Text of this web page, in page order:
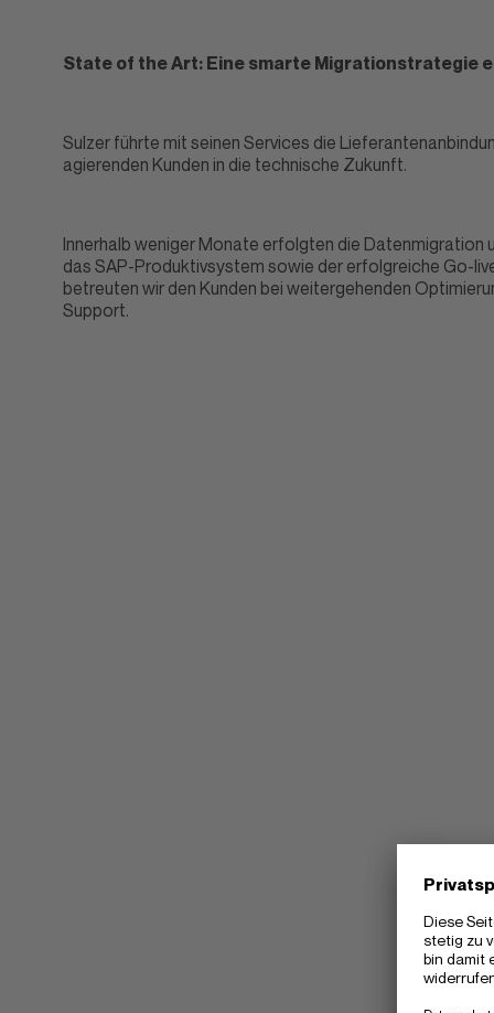
State of the Art: Eine smarte Migrationstrategie
Sulzer führte mit seinen Services die
agierenden Kunden in die technische Zukunft.
Innerhalb weniger Monate erfolgten die Datenmigration
das SAP-Produktivsystem sowie der erfolgreiche Go-
betreuten wir den Kunden bei weitergehenden
Support.